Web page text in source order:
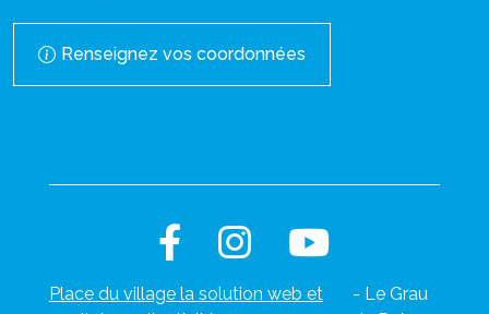
Renseignez vos coordonnées
Place du village la solution web et
- Le Grau